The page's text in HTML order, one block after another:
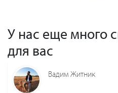
У нас еще много
для вас
Вадим Житник